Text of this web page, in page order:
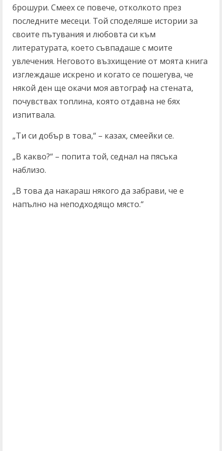
брошури. Смеех се повече, отколкото през
последните месеци. Той споделяше истории за
своите пътувания и любовта си към
литературата, което съвпадаше с моите
увлечения. Неговото възхищение от моята книга
изглеждаше искрено и когато се пошегува, че
някой ден ще окачи моя автограф на стената,
почувствах топлина, която отдавна не бях
изпитвала.
„Ти си добър в това,“ – казах, смеейки се.
„В какво?“ – попита той, седнал на пясъка
наблизо.
„В това да накараш някого да забрави, че е
напълно на неподходящо място.“